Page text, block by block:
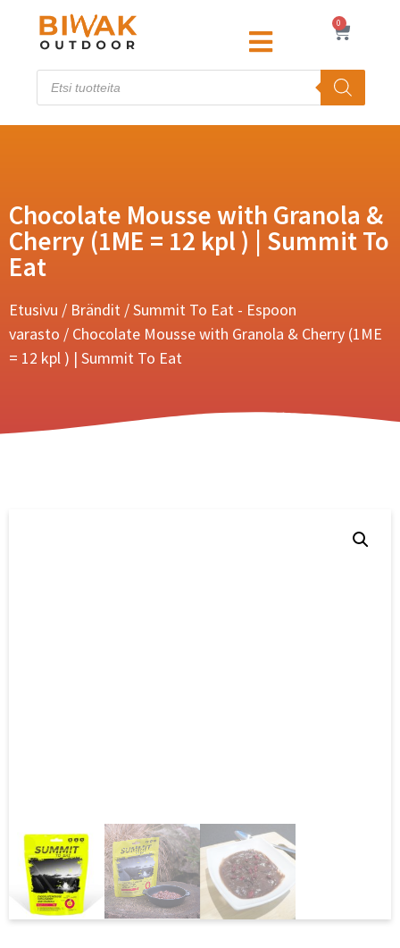
0
Chocolate Mousse with Granola &
Cherry (1ME = 12 kpl ) | Summit To
Eat
Etusivu / Brändit /Summit To Eat - Espoon
varasto / Chocolate Mousse with Granola & Cherry (1ME
= 12 kpl ) | Summit To Eat